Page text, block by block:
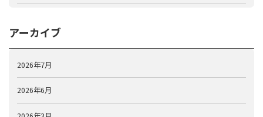
アーカイブ
2026年7月
2026年6月